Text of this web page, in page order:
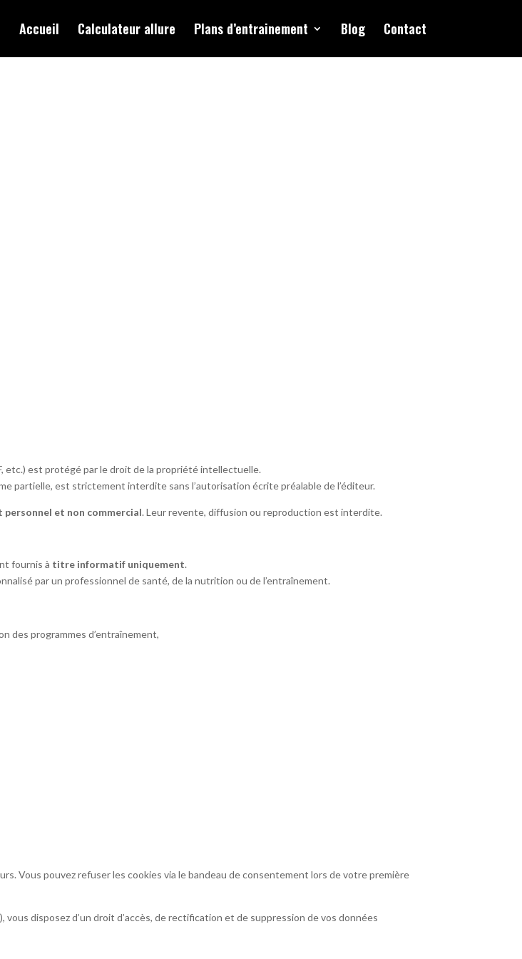
Accueil Calculateur allure Plans d’entrainement Blog Contact
etc.) est protégé par le droit de la propriété intellectuelle.
partielle, est strictement interdite sans l’autorisation écrite préalable de l’éditeur.
et non commercial. Leur revente, diffusion ou reproduction est interdite.
fournis à titre informatif uniquement.
par un professionnel de santé, de la nutrition ou de l’entraînement.
des programmes d’entraînement,
Vous pouvez refuser les cookies via le bandeau de consentement lors de votre première
disposez d’un droit d’accès, de rectification et de suppression de vos données